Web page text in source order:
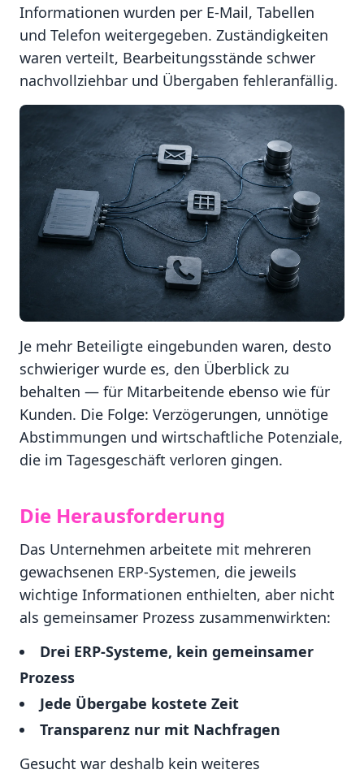
Informationen wurden per E-Mail, Tabellen
und Telefon weitergegeben. Zuständigkeiten
waren verteilt, Bearbeitungsstände schwer
nachvollziehbar und Übergaben fehleranfällig.
Je mehr Beteiligte eingebunden waren, desto
schwieriger wurde es, den Überblick zu
behalten — für Mitarbeitende ebenso wie für
Kunden. Die Folge: Verzögerungen, unnötige
Abstimmungen und wirtschaftliche Potenziale,
die im Tagesgeschäft verloren gingen.
Die Herausforderung
Das Unternehmen arbeitete mit mehreren
gewachsenen ERP-Systemen, die jeweils
wichtige Informationen enthielten, aber nicht
als gemeinsamer Prozess zusammenwirkten:
Drei ERP-Systeme, kein gemeinsamer
Prozess
Jede Übergabe kostete Zeit
Transparenz nur mit Nachfragen
Gesucht war deshalb kein weiteres